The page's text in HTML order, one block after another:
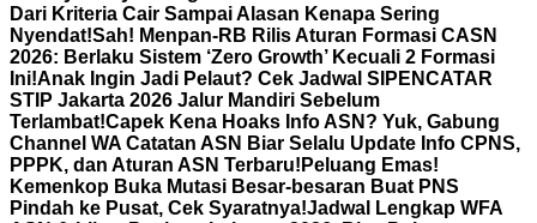
Dari Kriteria Cair Sampai Alasan Kenapa Sering
Nyendat!Sah! Menpan-RB Rilis Aturan Formasi CASN
2026: Berlaku Sistem ‘Zero Growth’ Kecuali 2 Formasi
Ini!Anak Ingin Jadi Pelaut? Cek Jadwal SIPENCATAR
STIP Jakarta 2026 Jalur Mandiri Sebelum
Terlambat!Capek Kena Hoaks Info ASN? Yuk, Gabung
Channel WA Catatan ASN Biar Selalu Update Info CPNS,
PPPK, dan Aturan ASN Terbaru! Peluang Emas!
Kemenkop Buka Mutasi Besar-besaran Buat PNS
Pindah ke Pusat, Cek Syaratnya!Jadwal Lengkap WFA